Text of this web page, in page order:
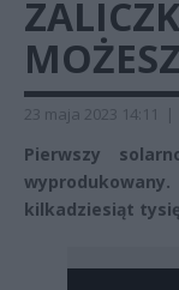
23 maja 2023 14:11 |
Pierwszy
wyprodukowany.
kilkadziesiąt